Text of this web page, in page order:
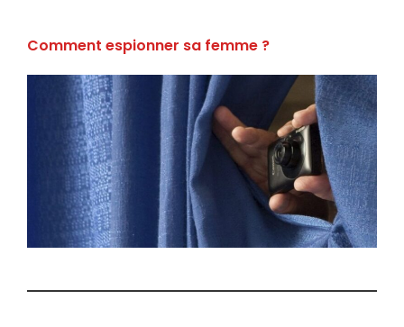
Comment espionner sa femme ?